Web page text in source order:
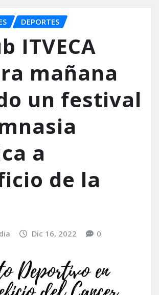
DEPORTES
ITVECA
mañana
un festival
a
de la
Dic 16, 2022 0